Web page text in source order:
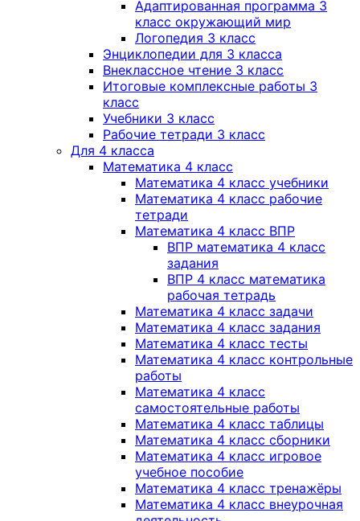
Адаптированная программа 3
класс окружающий мир
Логопедия 3 класс
Энциклопедии для 3 класса
Внеклассное чтение 3 класс
Итоговые комплексные работы 3
класс
Учебники 3 класс
Рабочие тетради 3 класс
Для 4 класса
Математика 4 класс
Математика 4 класс учебники
Математика 4 класс рабочие
тетради
Математика 4 класс ВПР
ВПР математика 4 класс
задания
ВПР 4 класс математика
рабочая тетрадь
Математика 4 класс задачи
Математика 4 класс задания
Математика 4 класс тесты
Математика 4 класс контрольные
работы
Математика 4 класс
самостоятельные работы
Математика 4 класс таблицы
Математика 4 класс сборники
Математика 4 класс игровое
учебное пособие
Математика 4 класс тренажёры
Математика 4 класс внеурочная